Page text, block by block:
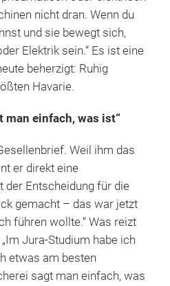
nicht dran. Wenn du
und sie bewegt sich,
Elektrik sein.“ Es ist eine
beherzigt: Ruhig
Havarie.
man einfach, was ist“
Weil ihm das
er direkt eine
der Entscheidung für die
gemacht – das war jetzt
führen wollte.“ Was reizt
Jura-Studium habe ich
etwas am besten
sagt man einfach, was